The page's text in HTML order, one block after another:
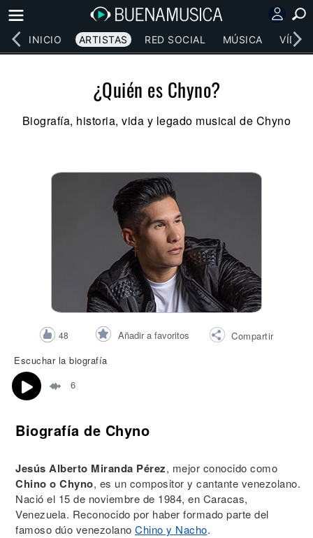
INICIO ARTISTAS RED SOCIAL MÚSICA
¿Quién es Chyno?
Biografía, historia, vida y legado musical de Chyno
48 Añadir a favoritos
Compartir
Escuchar la biografía
6
Biografía de Chyno
Jesús Alberto Miranda Pérez, mejor conocido como
Chino o Chyno, es un compositor y cantante venezolano.
Nació el 15 de noviembre de 1984, en Caracas,
Venezuela. Reconocido por haber formado parte del
famoso dúo venezolano Chino y Nacho.